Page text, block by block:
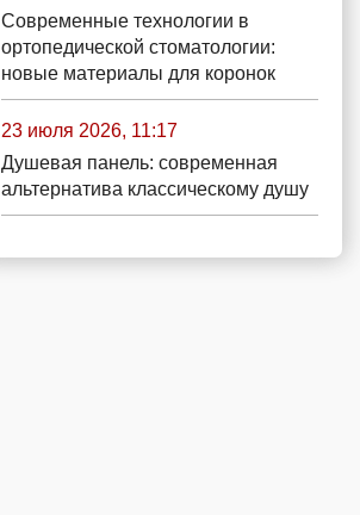
Современные технологии в
ортопедической стоматологии:
новые материалы для коронок
23 июля 2026, 11:17
Душевая панель: современная
альтернатива классическому душу